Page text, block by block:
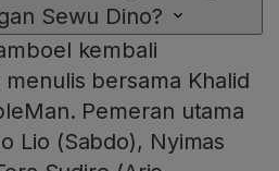
Sewu Dino?
kembali
bersama Khalid
Pemeran utama
Lio (Sabdo), Nyimas